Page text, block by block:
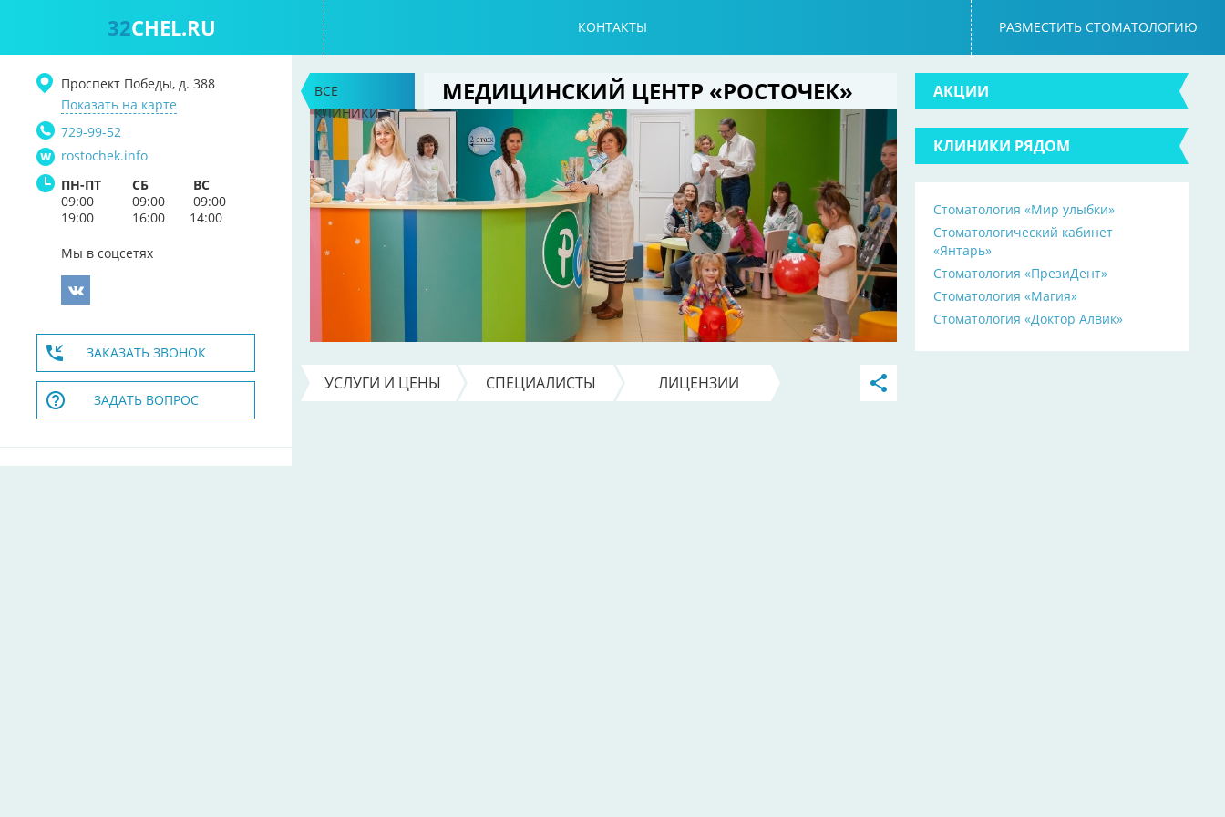
32CHEL.RU РАЗМЕСТИТЬ СТОМАТОЛОГИЮ
КОНТАКТЫ
Проспект Победы, д. 388
Показать на карте
729-99-52
rostochek.info
ПН-ПТ
СБ
ВС
09:00
19:00
09:00
16:00
09:00
14:00
Мы в соцсетях
ЗАКАЗАТЬ ЗВОНОК
ЗАДАТЬ ВОПРОС
ВСЕ
КЛИНИКИ
МЕДИЦИНСКИЙ ЦЕНТР «РОСТОЧЕК»
УСЛУГИ И ЦЕНЫ СПЕЦИАЛИСТЫ ЛИЦЕНЗИИ
АКЦИИ
КЛИНИКИ РЯДОМ
Стоматология «Мир улыбки»
Стоматологический кабинет
«Янтарь»
Стоматология «ПрезиДент»
Стоматология «Магия»
Стоматология «Доктор Алвик»